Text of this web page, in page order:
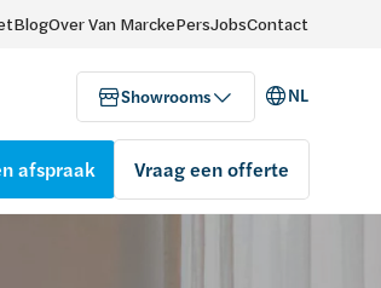
BlogOver Van MarckePersJobsContact
Showrooms NL
afspraak Vraag een offerte